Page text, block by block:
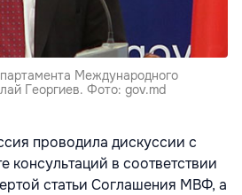
Международного
Георгиев. Фото: gov.md
проводила дискуссии с
консультаций в соответствии
статьи Соглашения МВФ, а